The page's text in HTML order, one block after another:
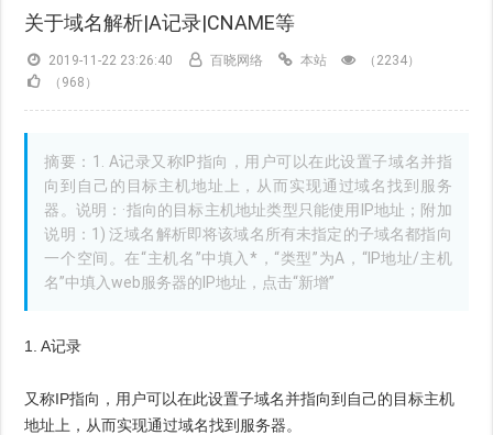
关于域名解析|A记录|CNAME等
2019-11-22 23:26:40 百晓网络 本站
（2234）
（968）
摘要：1. A记录又称IP指向，用户可以在此设置子域名并指
向到自己的目标主机地址上，从而实现通过域名找到服务
器。说明：·指向的目标主机地址类型只能使用IP地址；附加
说明：1) 泛域名解析即将该域名所有未指定的子域名都指向
一个空间。在“主机名”中填入*，“类型”为A，“IP地址/主机
名”中填入web服务器的IP地址，点击“新增”
1. A记录
又称IP指向，用户可以在此设置子域名并指向到自己的目标主机
地址上，从而实现通过域名找到服务器。